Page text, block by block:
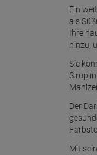
Ein
als
Ihre
hinzu,
Sie
Sirup
Der
Mit